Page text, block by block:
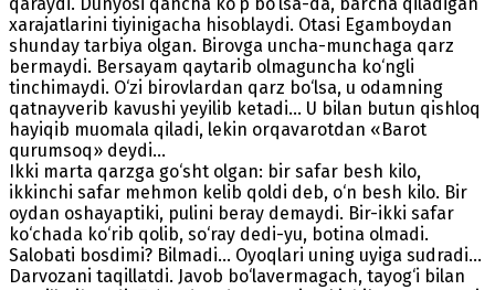
xarajatlarini tiyinigacha hisoblaydi. Otasi Egamboydan
shunday tarbiya olgan. Birovga uncha-munchaga qarz
bermaydi. Bersayam qaytarib olmaguncha ko‘ngli
tinchimaydi. O‘zi birovlardan qarz bo‘lsa, u odamning
qatnayverib kavushi yeyilib ketadi... U bilan butun qishloq
hayiqib muomala qiladi, lekin orqavarotdan «Barot
qurumsoq» deydi...
Ikki marta qarzga go‘sht olgan: bir safar besh kilo,
ikkinchi safar mehmon kelib qoldi deb, o‘n besh kilo. Bir
oydan oshayaptiki, pulini beray demaydi. Bir-ikki safar
ko‘chada ko‘rib qolib, so‘ray dedi-yu, botina olmadi.
Salobati bosdimi? Bilmadi... Oyoqlari uning uyiga sudradi...
Darvozani taqillatdi. Javob bo‘lavermagach, tayog‘i bilan